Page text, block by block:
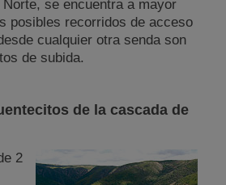
se encuentra a mayor
posibles recorridos de acceso
cualquier otra senda son
de subida.
de la cascada de
2